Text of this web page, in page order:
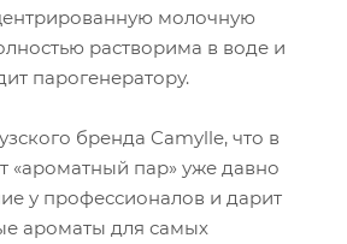
молочную
растворима в воде и
парогенератору.
бренда Camylle, что в
«ароматный пар» уже давно
у профессионалов и дарит
ароматы для самых